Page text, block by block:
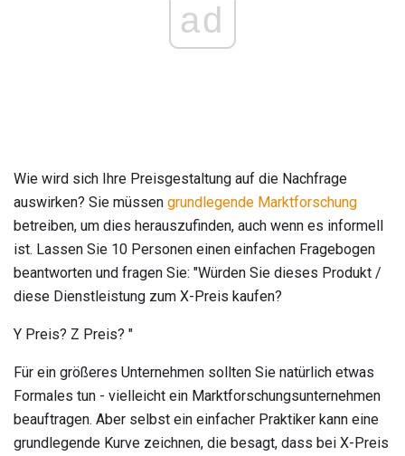
ad
Wie wird sich Ihre Preisgestaltung auf die Nachfrage
auswirken? Sie müssen grundlegende Marktforschung
betreiben, um dies herauszufinden, auch wenn es informell
ist. Lassen Sie 10 Personen einen einfachen Fragebogen
beantworten und fragen Sie: "Würden Sie dieses Produkt /
diese Dienstleistung zum X-Preis kaufen?
Y Preis? Z Preis? "
Für ein größeres Unternehmen sollten Sie natürlich etwas
Formales tun - vielleicht ein Marktforschungsunternehmen
beauftragen. Aber selbst ein einfacher Praktiker kann eine
grundlegende Kurve zeichnen, die besagt, dass bei X-Preis